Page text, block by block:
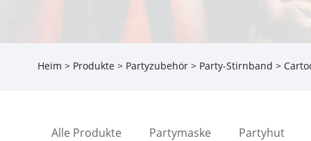
Heim > Produkte> Partyzubehör> Party-Stirnband >
Alle Produkte Partymaske Partyhut